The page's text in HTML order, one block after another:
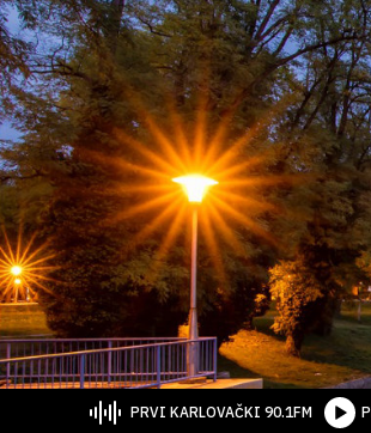
PRVI KARLOVAČKI 90.1FM